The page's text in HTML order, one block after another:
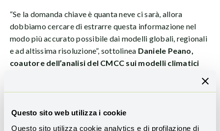
Questo sito web utilizza i cookie
Questo sito utilizza cookie analytics e di profilazione di
“Se la domanda chiave è quanta neve ci sarà, allora
dobbiamo cercare di estrarre questa informazione nel
modo più accurato possibile dai modelli globali, regionali
e ad altissima risoluzione”, sottolinea Daniele Peano,
coautore dell’analisi del CMCC sui modelli climatici
questo non esclude che possano verificarsi singoli anni
con più neve rispetto al passato. Gli estremi di freddo